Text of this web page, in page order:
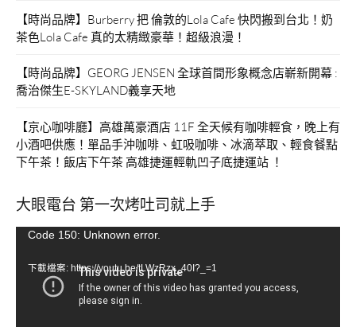
【時尚品牌】Burberry 把 倫敦的Lola Cafe 快閃搬到台北！奶
茶色Lola Cafe 真的太精緻豪華！超級浪漫！
【時尚品牌】GEORG JENSEN 全球首間形象概念店嶄新開幕 :
喬治傑生E-SKYLAND義享天地
【京心咖啡廳】高雄萬豪酒店 11F 全天候有咖啡輕食，晚上有
小酒吧供應！單品手沖咖啡、虹吸咖啡、冰滴萃取、輕食餐點
下午茶！飯店下午茶 高雄捷運輕軌凹子底捷運站 ！
大眼電台 第一次烤吐司就上手
視Code 150: Unknown error.
下載檔案: https://youtu.be/tLWzRzx_40I?_=1